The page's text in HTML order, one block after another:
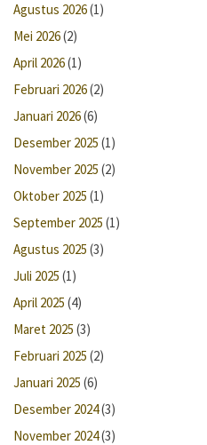
Agustus 2026(1)
Mei 2026(2)
April 2026(1)
Februari 2026(2)
Januari 2026(6)
Desember 2025 (1)
November 2025 (2)
Oktober 2025 (1)
September 2025 (1)
Agustus 2025 (3)
Juli 2025 (1)
April 2025 (4)
Maret 2025 (3)
Februari 2025 (2)
Januari 2025 (6)
Desember 2024(3)
November 2024(3)